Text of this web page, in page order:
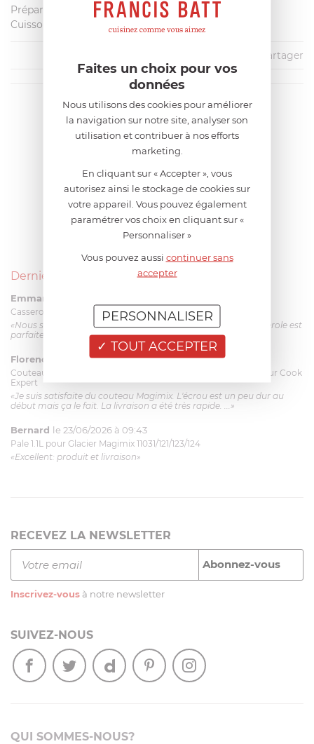
Préparation : 20 min
Cuisson : 1 min
Partager
Derniers avis produits
Emmanuel 56 ans
Casserole mini 9 cm Castelpro 5 ply poignée fixe
«Nous sommes dans un produit de haute qualité. Cette casserole est
parfaite pour l'élaboration des sauces et vient complé...»
Florence 63 ans le 23/06/2026 à 11:17
Couteau complet avec lame, joint & écrou pour le robot cuiseur Cook
Expert
«Je suis satisfaite du couteau Magimix. L'écrou est un peu dur au
début mais ça le fait. La livraison a été très rapide. ...»
Bernard le 23/06/2026 à 09:43
Pale 1.1L pour Glacier Magimix 11031/121/123/124
«Excellent: produit et livraison»
RECEVEZ LA NEWSLETTER
Inscrivez-vous à notre newsletter
SUIVEZ-NOUS
QUI SOMMES-NOUS?
Faites un choix pour vos
données
Nous utilisons des cookies pour améliorer
la navigation sur notre site, analyser son
utilisation et contribuer à nos efforts
marketing.
En cliquant sur « Accepter », vous
autorisez ainsi le stockage de cookies sur
votre appareil. Vous pouvez également
paramétrer vos choix en cliquant sur «
Personnaliser »
Vous pouvez aussi continuer sans
accepter
TOUT ACCEPTER
PERSONNALISER